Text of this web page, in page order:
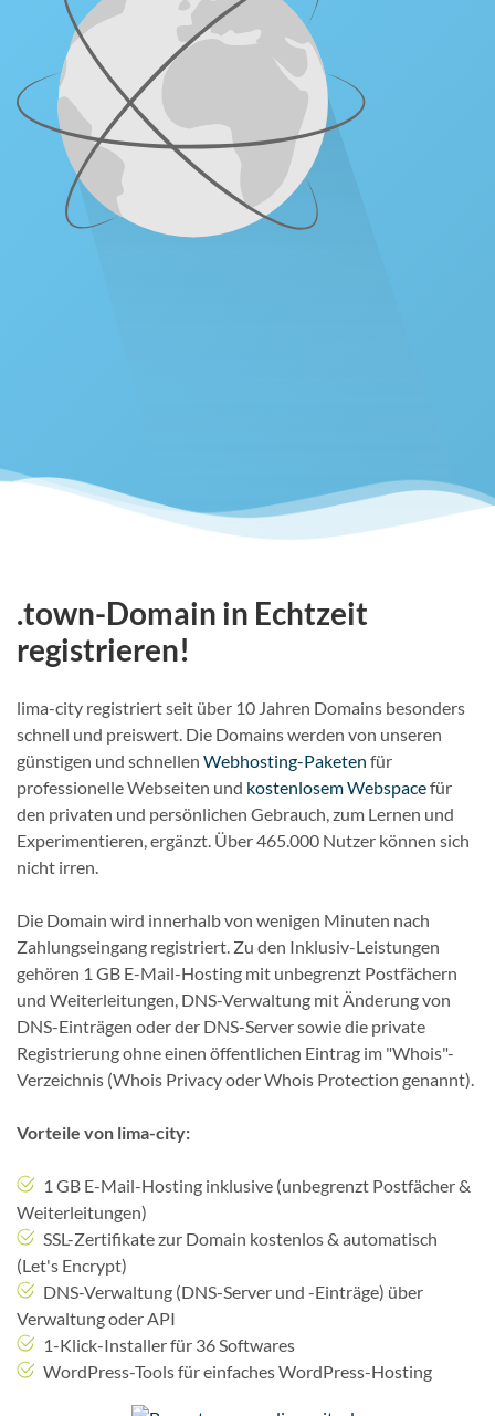
.town-Domain in Echtzeit
registrieren!
lima-city registriert seit über 10 Jahren Domains besonders
schnell und preiswert. Die Domains werden von unseren
günstigen und schnellen Webhosting-Paketen für
professionelle Webseiten und kostenlosem Webspacefür
den privaten und persönlichen Gebrauch, zum Lernen und
Experimentieren, ergänzt. Über 465.000 Nutzer können sich
nicht irren.
Die Domain wird innerhalb von wenigen Minuten nach
Zahlungseingang registriert. Zu den Inklusiv-Leistungen
gehören 1 GB E-Mail-Hosting mit unbegrenzt Postfächern
und Weiterleitungen, DNS-Verwaltung mit Änderung von
DNS-Einträgen oder der DNS-Server sowie die private
Registrierung ohne einen öffentlichen Eintrag im "Whois"-
Verzeichnis (Whois Privacy oder Whois Protection genannt).
Vorteile von lima-city:
1 GB E-Mail-Hosting inklusive (unbegrenzt Postfächer &
Weiterleitungen)
SSL-Zertifikate zur Domain kostenlos & automatisch
(Let's Encrypt)
DNS-Verwaltung (DNS-Server und -Einträge) über
Verwaltung oder API
1-Klick-Installer für 36 Softwares
WordPress-Tools für einfaches WordPress-Hosting